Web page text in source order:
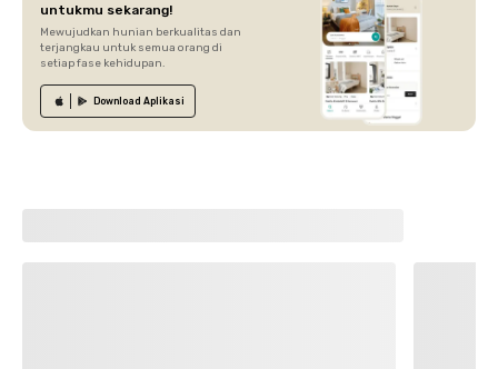
untukmu sekarang!
Mewujudkan hunian berkualitas dan
terjangkau untuk semua orang di
setiap fase kehidupan.
Download Aplikasi